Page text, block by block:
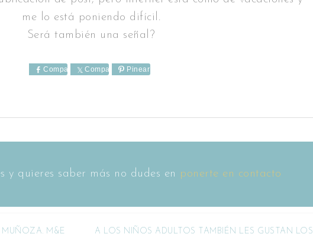
me lo está poniendo difícil.
Será también una señal?
Comparte Comparte Pinear
y quieres saber más no dudes en ponerte en contacto
M&E
A LOS NIÑOS ADULTOS TAMBIÉN LES GUSTAN LOS